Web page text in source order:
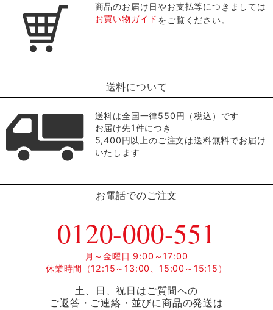
商品のお届け日やお支払等につきましては
お買い物ガイドをご覧ください。
送料について
送料は全国一律550円（税込）です
お届け先1件につき
5,400円以上のご注文は送料無料でお届け
いたします
お電話でのご注文
0120-000-551
月～金曜日 9:00～17:00
休業時間（12:15～13:00、15:00～15:15）
土、日、祝日はご質問への
ご返答・ご連絡・並びに商品の発送は